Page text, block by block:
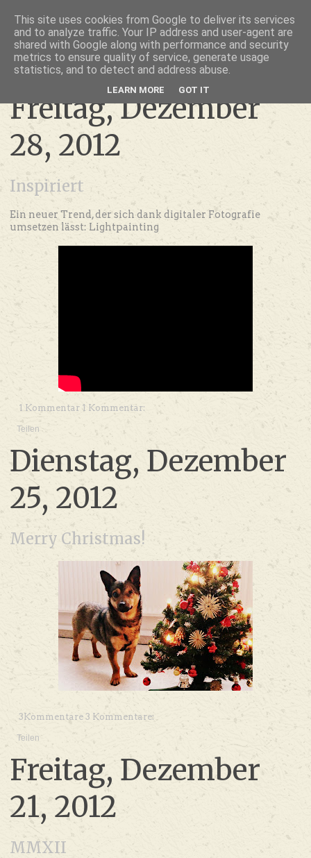
thru lensed eyes
- das Schöne im Fokus -
Freitag, Dezember
28, 2012
Inspiriert
Ein neuer Trend, der sich dank digitaler Fotografie
umsetzen lässt: Lightpainting
1 Kommentar 1 Kommentar:
Teilen
Dienstag, Dezember
25, 2012
Merry Christmas!
3Kommentare 3 Kommentare:
Teilen
Freitag, Dezember
21, 2012
MMXII
This site uses cookies from Google to deliver its services
and to analyze traffic. Your IP address and user-agent are
shared with Google along with performance and security
metrics to ensure quality of service, generate usage
statistics, and to detect and address abuse.
LEARN MORE GOT IT